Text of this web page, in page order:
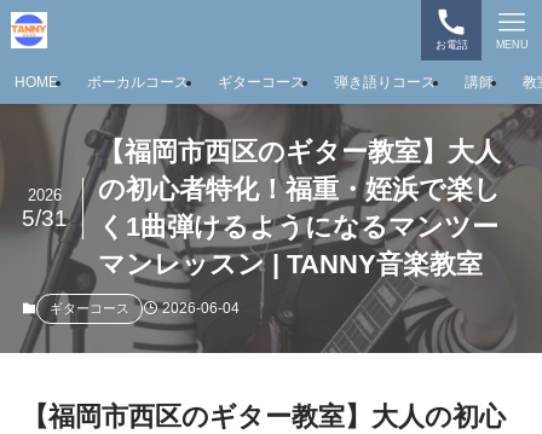
お電話 MENU
HOME ボーカルコース ギターコース 弾き語りコース 講師 教
【福岡市西区のギター教室】大人
の初心者特化！福重・姪浜で楽し
く1曲弾けるようになるマンツー
マンレッスン | TANNY音楽教室
2026
5/31
ギターコース 2026-06-04
【福岡市西区のギター教室】大人の初心